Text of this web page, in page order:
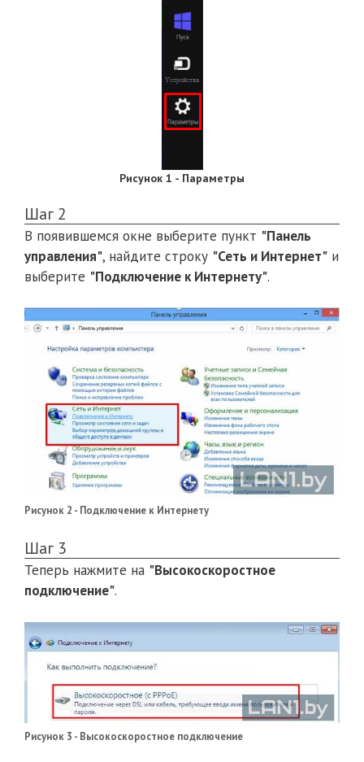
Рисунок 1 - Параметры
Шаг 2
В появившемся окне выберите пункт "Панель
управления", найдите строку "Сеть и Интернет" и
выберите "Подключение к Интернету".
Рисунок 2 - Подключение к Интернету
Шаг 3
Теперь нажмите на "Высокоскоростное
подключение".
Рисунок 3 - Высокоскоростное подключение